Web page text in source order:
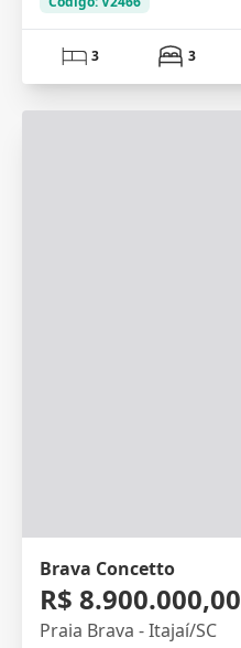
3 3
Brava Concetto
R$ 8.900.000,00
Praia Brava - Itajaí/SC